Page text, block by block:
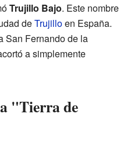
Trujillo Bajo. Este nombre
deTrujilloen España.
San Fernando de la
a simplemente
"Tierra de